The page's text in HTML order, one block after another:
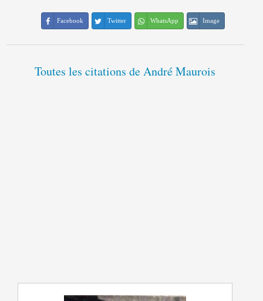
Facebook Twitter WhatsApp Image
Toutes les citations de André Maurois